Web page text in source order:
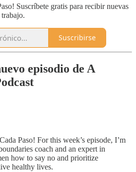
Suscríbete gratis para recibir nuevas
Suscribirse
episodio de A
Paso! For this week’s episode, I’m
coach and an expert in
how to say no and prioritize
healthy lives.